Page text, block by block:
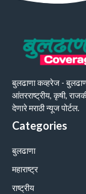
बुलढाणा कव्हरेज -
आंतरराष्ट्रीय, कृषी,
देणारे मराठी न्यूज पोर्टल.
Categories
बुलढाणा
महाराष्ट्र
राष्ट्रीय